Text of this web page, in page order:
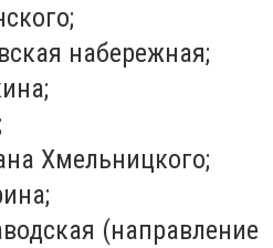
набережная;
Хмельницкого;
(направление